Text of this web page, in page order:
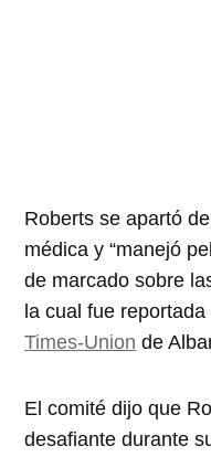
Roberts se apartó
médica y “manejó
de marcado sobre
la cual fue
Times-Union de
El comité dijo que
desafiante durante